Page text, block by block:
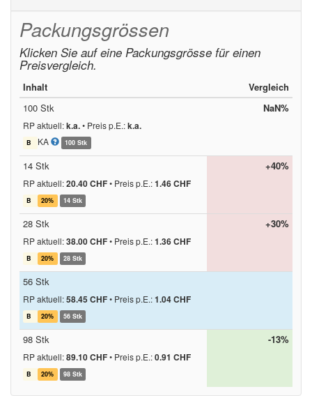
Packungsgrössen
Klicken Sie auf eine Packungsgrösse für einen
Preisvergleich.
Inhalt
Vergleich
100 Stk
RP aktuell:k.a.• Preis p.E.:k.a.
B KA 100 Stk
NaN%
14 Stk
RP aktuell:20.40 CHF• Preis p.E.:1.46 CHF
B 20% 14 Stk
+40%
28 Stk
RP aktuell:38.00 CHF• Preis p.E.:1.36 CHF
B 20% 28 Stk
+30%
56 Stk
RP aktuell:58.45 CHF• Preis p.E.:1.04 CHF
B 20% 56 Stk
98 Stk
RP aktuell:89.10 CHF• Preis p.E.:0.91 CHF
B 20% 98 Stk
-13%